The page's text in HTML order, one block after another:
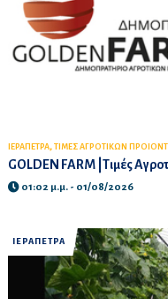
ΙΕΡΑΠΕΤΡΑ, ΤΙΜΕΣ ΑΓΡΟΤΙΚΩΝ
GOLDEN FARM |Τιμές
01:02 μ.μ. - 01/08/2026
ΙΕΡΑΠΕΤΡΑ